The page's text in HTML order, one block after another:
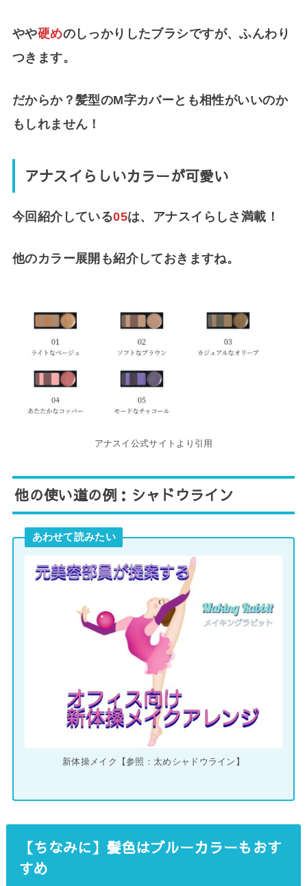
やや硬めのしっかりしたブラシですが、ふんわり
つきます。
だからか？髪型のM字カバーとも相性がいいのか
もしれません！
アナスイらしいカラーが可愛い
今回紹介している05は、アナスイらしさ満載！
他のカラー展開も紹介しておきますね。
アナスイ公式サイトより引用
他の使い道の例：シャドウライン
あわせて読みたい
新体操メイク【参照：太めシャドウライン】
【ちなみに】髪色はブルーカラーもおす
すめ